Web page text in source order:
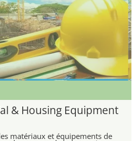
& Housing Equipment
matériaux et équipements de